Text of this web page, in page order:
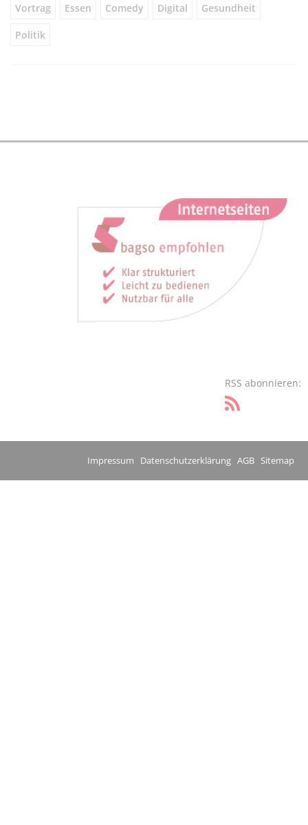
Vortrag Essen Comedy Digital Gesundheit
Politik
RSS abonnieren:
Impressum Datenschutzerklärung AGB Sitemap